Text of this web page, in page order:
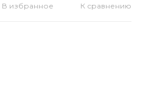
В избранное К сравнению